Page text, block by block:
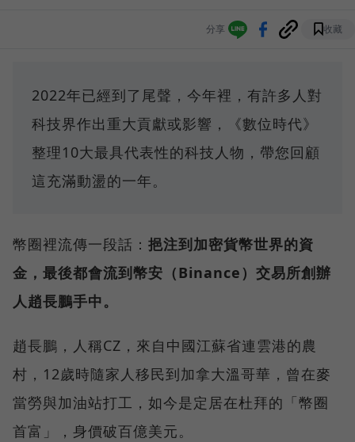
分享 收藏
2022年已經到了尾聲，今年裡，有許多人對
科技界作出重大貢獻或影響，《數位時代》
整理10大最具代表性的科技人物，帶您回顧
這充滿動盪的一年。
幣圈裡流傳一段話： 挹注到加密貨幣世界的資
金，最後都會流到幣安（Binance）交易所創辦
人趙長鵬手中。
趙長鵬，人稱CZ，來自中國江蘇省連雲港的農
村，12歲時隨家人移民到加拿大溫哥華，曾在麥
當勞與加油站打工，如今是定居在杜拜的「幣圈
首富」，身價破百億美元。